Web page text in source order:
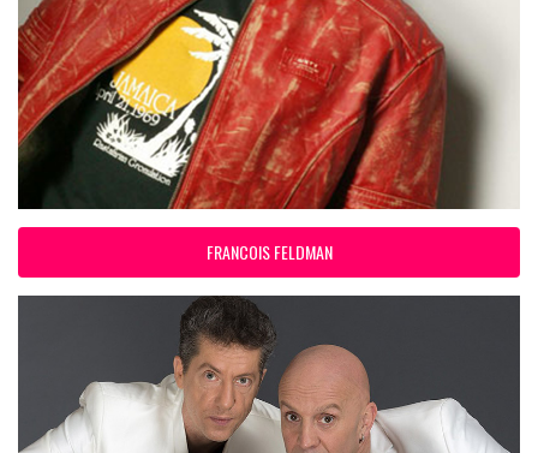
FRANCOIS FELDMAN